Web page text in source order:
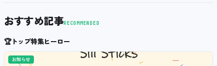
おすすめ記事RECOMMENDED
🏆トップ特集ヒーロー
お知らせ